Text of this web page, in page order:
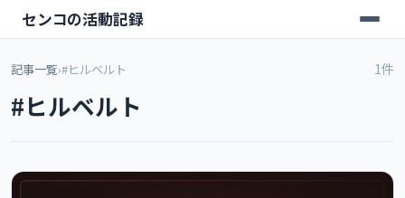
センコの活動記録
記事一覧›#ヒルベルト
#ヒルベルト
1件